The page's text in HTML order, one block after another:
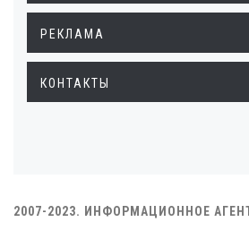
РЕКЛАМА
КОНТАКТЫ
2007-2023. ИНФОРМАЦИОННОЕ